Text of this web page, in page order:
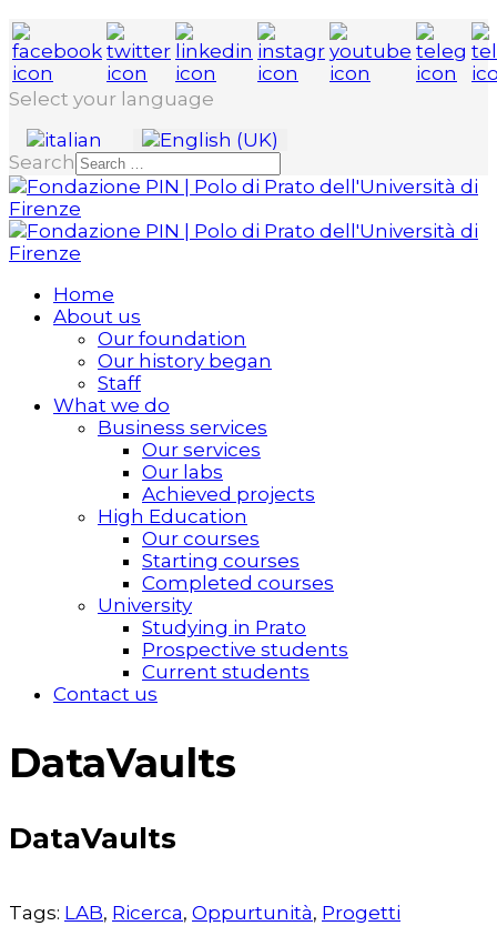
Select your language
Search
Home
About us
Our foundation
Our history began
Staff
What we do
Business services
Our services
Our labs
Achieved projects
High Education
Our courses
Starting courses
Completed courses
University
Studying in Prato
Prospective students
Current students
Contact us
DataVaults
DataVaults
Tags: LAB, Ricerca, Oppurtunità, Progetti